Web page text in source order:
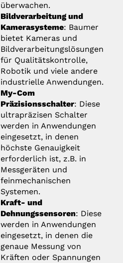
überwachen.
Bildverarbeitung und
Kamerasysteme: Baumer
bietet Kameras und
Bildverarbeitungslösungen
für Qualitätskontrolle,
Robotik und viele andere
industrielle Anwendungen.
My-Com
Präzisionsschalter: Diese
ultrapräzisen Schalter
werden in Anwendungen
eingesetzt, in denen
höchste Genauigkeit
erforderlich ist, z.B. in
Messgeräten und
feinmechanischen
Systemen.
Kraft- und
Dehnungssensoren: Diese
werden in Anwendungen
eingesetzt, in denen die
genaue Messung von
Kräften oder Spannungen